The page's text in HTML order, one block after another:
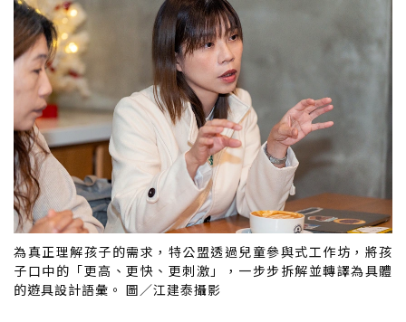
為真正理解孩子的需求，特公盟透過兒童參與式工作坊，將孩
子口中的「更高、更快、更刺激」，一步步拆解並轉譯為具體
的遊具設計語彙。 圖／江建泰攝影